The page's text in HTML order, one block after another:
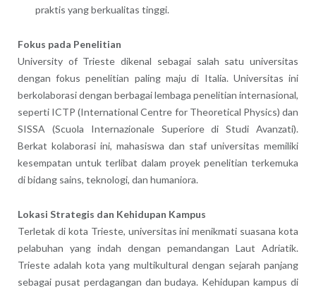
praktis yang berkualitas tinggi.
Fokus pada Penelitian
University of Trieste dikenal sebagai salah satu universitas
dengan fokus penelitian paling maju di Italia. Universitas ini
berkolaborasi dengan berbagai lembaga penelitian internasional,
seperti ICTP (International Centre for Theoretical Physics) dan
SISSA (Scuola Internazionale Superiore di Studi Avanzati).
Berkat kolaborasi ini, mahasiswa dan staf universitas memiliki
kesempatan untuk terlibat dalam proyek penelitian terkemuka
di bidang sains, teknologi, dan humaniora.
Lokasi Strategis dan Kehidupan Kampus
Terletak di kota Trieste, universitas ini menikmati suasana kota
pelabuhan yang indah dengan pemandangan Laut Adriatik.
Trieste adalah kota yang multikultural dengan sejarah panjang
sebagai pusat perdagangan dan budaya. Kehidupan kampus di